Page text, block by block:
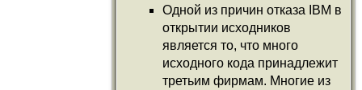
Одной из причин отказа IBM в
открытии исходников
является то, что много
исходного кода принадлежит
третьим фирмам. Многие из